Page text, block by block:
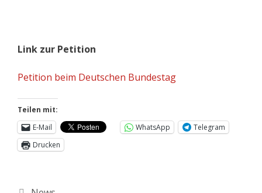
Link zur Petition
Petition beim Deutschen Bundestag
Teilen mit:
E-Mail
WhatsApp
Telegram
Drucken